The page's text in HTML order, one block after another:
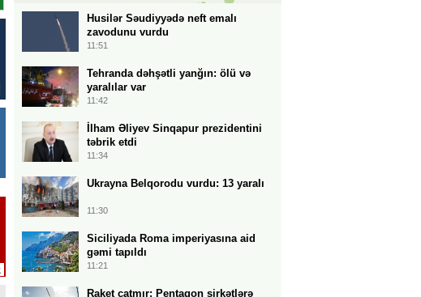
Husilər Səudiyyədə neft emalı
zavodunu vurdu
11:51
Tehranda dəhşətli yanğın: ölü və
yaralılar var
11:42
İlham Əliyev Sinqapur prezidentini
təbrik etdi
11:34
Ukrayna Belqorodu vurdu: 13 yaralı
11:30
Siciliyada Roma imperiyasına aid
gəmi tapıldı
11:21
Raket çatmır: Pentaqon şirkətlərə